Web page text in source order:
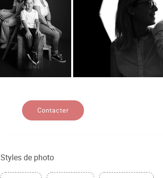
Contacter
Styles de photo